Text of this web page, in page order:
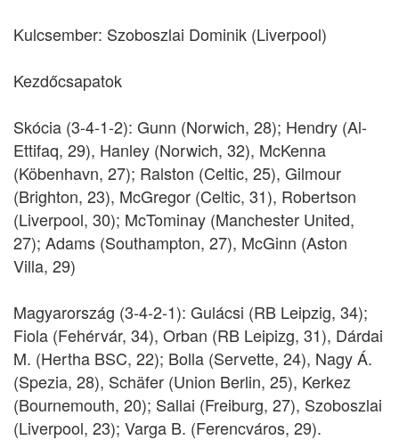
Kulcsember: Szoboszlai Dominik (Liverpool)
Kezdőcsapatok
Skócia (3-4-1-2): Gunn (Norwich, 28); Hendry (Al-
Ettifaq, 29), Hanley (Norwich, 32), McKenna
(Köbenhavn, 27); Ralston (Celtic, 25), Gilmour
(Brighton, 23), McGregor (Celtic, 31), Robertson
(Liverpool, 30); McTominay (Manchester United,
27); Adams (Southampton, 27), McGinn (Aston
Villa, 29)
Magyarország (3-4-2-1): Gulácsi (RB Leipzig, 34);
Fiola (Fehérvár, 34), Orban (RB Leipizg, 31), Dárdai
M. (Hertha BSC, 22); Bolla (Servette, 24), Nagy Á.
(Spezia, 28), Schäfer (Union Berlin, 25), Kerkez
(Bournemouth, 20); Sallai (Freiburg, 27), Szoboszlai
(Liverpool, 23); Varga B. (Ferencváros, 29).